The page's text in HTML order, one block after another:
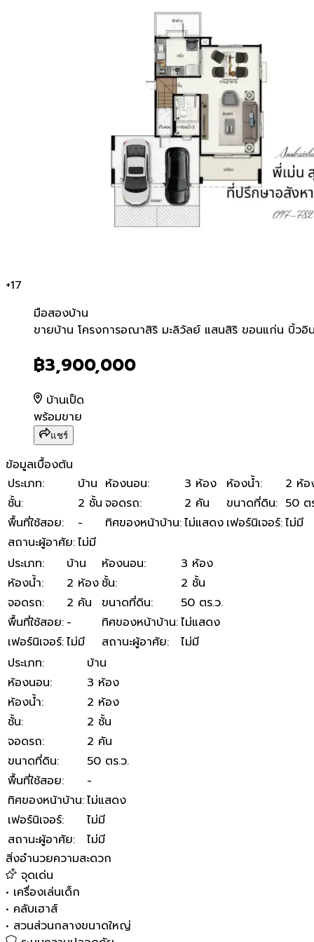
+17
มือสองบ้าน
ขายบ้าน โครงการอณาสิริ ม
ขายบ้าน โครงการอณาสิริ มะลิวัลย์ แสนสิริ ขอนแก่น บิ้ว
฿3,900,000
บ้านเป็ด
พร้อมขาย
แชร์
ข้อมูลเบื้องต้น
ประเภท: บ้าน ห้องนอน: 3 ห้อง ห้องน้ำ:
2 ห้อ
ชั้น: 2 ชั้น จอดรถ: 2 คัน ขนาดที่ดิน: 50 ต
พื้นที่ใช้สอย: - ทิศของหน้าบ้าน:ไม่แสดง เฟอร์นิเจอร์:ไม่มี
สถานะผู้อาศัย:ไม่มี
ประเภท: บ้าน ห้องนอน:
3 ห้อง
ห้องน้ำ: 2 ห้อง ชั้น:
2 ชั้น
จอดรถ: 2 คัน ขนาดที่ดิน:
50 ตร.ว.
พื้นที่ใช้สอย: - ทิศของหน้าบ้าน:ไม่แสดง
เฟอร์นิเจอร์:ไม่มี สถานะผู้อาศัย:
ไม่มี
ประเภท:
บ้าน
ห้องนอน:
3 ห้อง
ห้องน้ำ:
2 ห้อง
ชั้น:
2 ชั้น
จอดรถ:
2 คัน
ขนาดที่ดิน:
50 ตร.ว.
พื้นที่ใช้สอย:
-
ทิศของหน้าบ้าน:ไม่แสดง
เฟอร์นิเจอร์:
ไม่มี
สถานะผู้อาศัย:
ไม่มี
สิ่งอำนวยความสะดวก
จุดเด่น
• เครื่องเล่นเด็ก
• คลับเฮาส์
• สวนส่วนกลางขนาดใหญ่